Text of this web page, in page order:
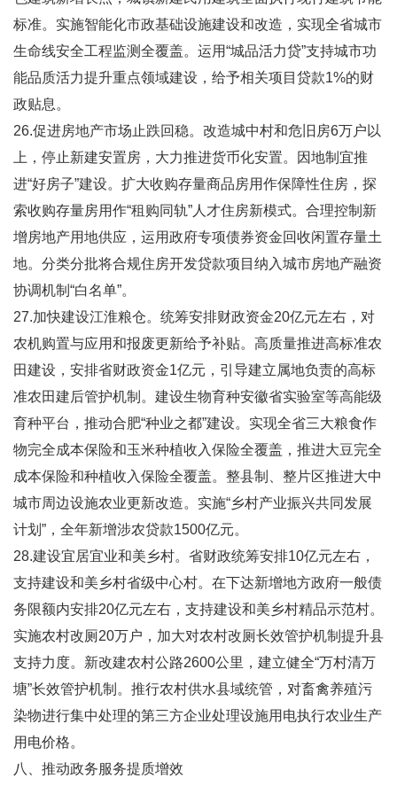
标准。实施智能化市政基础设施建设和改造，实现全省城市
生命线安全工程监测全覆盖。运用“城品活力贷”支持城市功
能品质活力提升重点领域建设，给予相关项目贷款1%的财
政贴息。
26.促进房地产市场止跌回稳。改造城中村和危旧房6万户以
上，停止新建安置房，大力推进货币化安置。因地制宜推
进“好房子”建设。扩大收购存量商品房用作保障性住房，探
索收购存量房用作“租购同轨”人才住房新模式。合理控制新
增房地产用地供应，运用政府专项债券资金回收闲置存量土
地。分类分批将合规住房开发贷款项目纳入城市房地产融资
协调机制“白名单”。
27.加快建设江淮粮仓。统筹安排财政资金20亿元左右，对
农机购置与应用和报废更新给予补贴。高质量推进高标准农
田建设，安排省财政资金1亿元，引导建立属地负责的高标
准农田建后管护机制。建设生物育种安徽省实验室等高能级
育种平台，推动合肥“种业之都”建设。实现全省三大粮食作
物完全成本保险和玉米种植收入保险全覆盖，推进大豆完全
成本保险和种植收入保险全覆盖。整县制、整片区推进大中
城市周边设施农业更新改造。实施“乡村产业振兴共同发展
计划”，全年新增涉农贷款1500亿元。
28.建设宜居宜业和美乡村。省财政统筹安排10亿元左右，
支持建设和美乡村省级中心村。在下达新增地方政府一般债
务限额内安排20亿元左右，支持建设和美乡村精品示范村。
实施农村改厕20万户，加大对农村改厕长效管护机制提升县
支持力度。新改建农村公路2600公里，建立健全“万村清万
塘”长效管护机制。推行农村供水县域统管，对畜禽养殖污
染物进行集中处理的第三方企业处理设施用电执行农业生产
用电价格。
八、推动政务服务提质增效